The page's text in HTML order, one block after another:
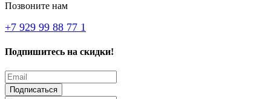
Позвоните нам
+7 929 99 88 77 1
Подпишитесь на скидки!
Подписаться